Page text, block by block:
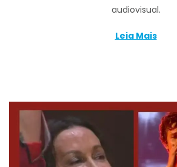
audiovisual.
Leia Mais